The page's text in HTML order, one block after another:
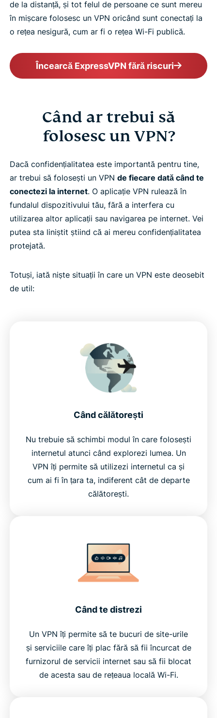
de la distanță, și tot felul de persoane ce sunt mereu
în mișcare folosesc un VPN oricând sunt conectați la
o rețea nesigură, cum ar fi o rețea Wi-Fi publică.
Încearcă ExpressVPN fără riscuri
Când ar trebui să
folosesc un VPN?
Dacă confidențialitatea este importantă pentru tine,
ar trebui să folosești un VPN de fiecare dată când te
conectezi la internet. O aplicație VPN rulează în
fundalul dispozitivului tău, fără a interfera cu
utilizarea altor aplicații sau navigarea pe internet. Vei
putea sta liniștit știind că ai mereu confidențialitatea
protejată.
Totuși, iată niște situații în care un VPN este deosebit
de util:
Când călătorești
Nu trebuie să schimbi modul în care folosești
internetul atunci când explorezi lumea. Un
VPN îți permite să utilizezi internetul ca și
cum ai fi în țara ta, indiferent cât de departe
călătorești.
Când te distrezi
Un VPN îți permite să te bucuri de site-urile
și serviciile care îți plac fără să fii încurcat de
furnizorul de servicii internet sau să fii blocat
de acesta sau de rețeaua locală Wi-Fi.